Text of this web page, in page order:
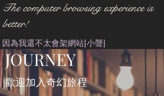
WELCOME TO JOIN
THE FANTASY
JOURNEY
The computer browsing experience is
better!
​因為我還不太會架網站[小聲]
歡迎加入奇幻旅程